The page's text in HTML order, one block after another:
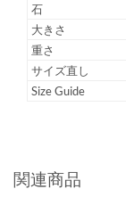
石
大きさ
重さ
サイズ直し
Size Guide
関連商品